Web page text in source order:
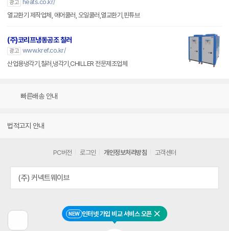
NEW 인터넷 가입 비교 서비스 오픈 닫기
광고
heats.co.kr/
열교환기 제작업체, 에어쿨러, 오일쿨러,열교환기,핀튜브
(주)코리프냉동공조 칠러
광고 www.kref.co.kr/
산업용냉각기,칠러,냉각기,CHILLER 전문제조업체
빠른배송 안내
법적고지 안내
PC버전 로그인 개인정보처리방침 고객센터
(주) 커넥트웨이브